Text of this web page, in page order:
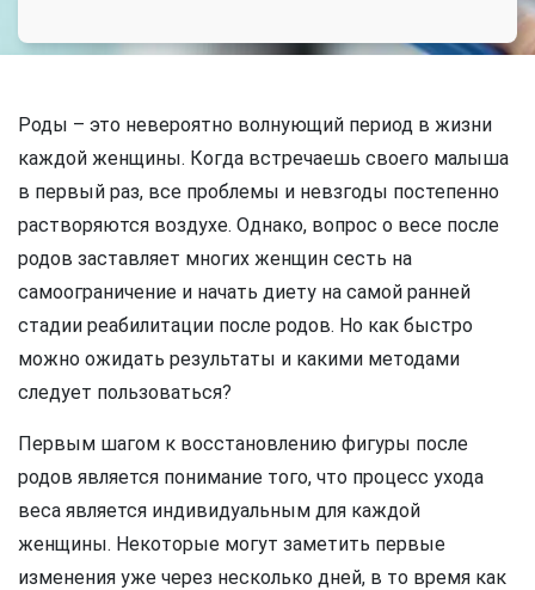
Роды – это невероятно волнующий период в жизни
каждой женщины. Когда встречаешь своего малыша
в первый раз, все проблемы и невзгоды постепенно
растворяются воздухе. Однако, вопрос о весе после
родов заставляет многих женщин сесть на
самоограничение и начать диету на самой ранней
стадии реабилитации после родов. Но как быстро
можно ожидать результаты и какими методами
следует пользоваться?
Первым шагом к восстановлению фигуры после
родов является понимание того, что процесс ухода
веса является индивидуальным для каждой
женщины. Некоторые могут заметить первые
изменения уже через несколько дней, в то время как